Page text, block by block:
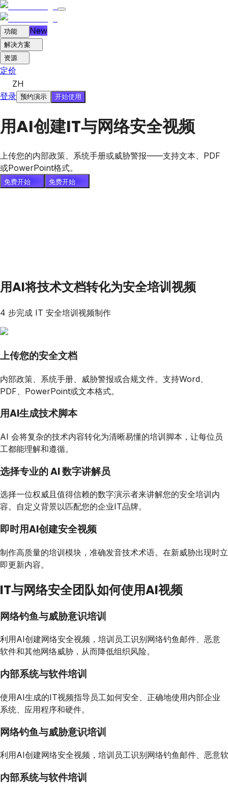
功能 New
解决方案
资源
定价
ZH
登录 预约演示 开始使用
用AI创建IT与网络安全视频
上传您的内部政策、系统手册或威胁警报——支持文本、PDF
或PowerPoint格式。
免费开始 免费开始
用AI将技术文档转化为安全培训视频
4 步完成 IT 安全培训视频制作
上传您的安全文档
内部政策、系统手册、威胁警报或合规文件。支持Word、
PDF、PowerPoint或文本格式。
用AI生成技术脚本
AI 会将复杂的技术内容转化为清晰易懂的培训脚本，让每位员
工都能理解和遵循。
选择专业的 AI 数字讲解员
选择一位权威且值得信赖的数字演示者来讲解您的安全培训内
容。自定义背景以匹配您的企业IT品牌。
即时用AI创建安全视频
制作高质量的培训模块，准确发音技术术语。在新威胁出现时立
即更新内容。
IT与网络安全团队如何使用AI视频
网络钓鱼与威胁意识培训
利用AI创建网络安全视频，培训员工识别网络钓鱼邮件、恶意
软件和其他网络威胁，从而降低组织风险。
内部系统与软件培训
使用AI生成的IT视频指导员工如何安全、正确地使用内部企业
系统、应用程序和硬件。
网络钓鱼与威胁意识培训
利用AI创建网络安全视频，培训员工识别网络钓鱼邮件、恶意
内部系统与软件培训